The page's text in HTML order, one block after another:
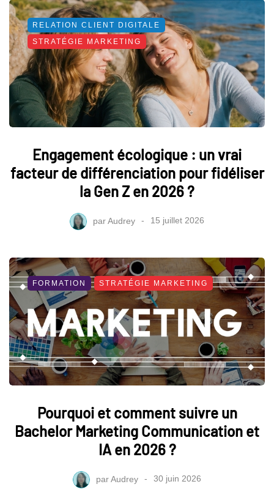
RELATION CLIENT DIGITALE
STRATÉGIE MARKETING
Engagement écologique : un vrai
facteur de différenciation pour fidéliser
la Gen Z en 2026 ?
parAudrey 15 juillet 2026
FORMATION STRATÉGIE MARKETING
Pourquoi et comment suivre un
Bachelor Marketing Communication et
IA en 2026 ?
parAudrey 30 juin 2026